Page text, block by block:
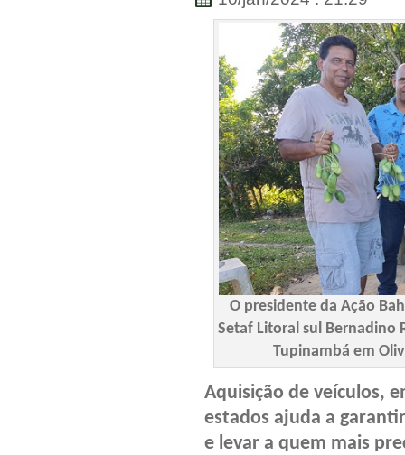
O presidente da Ação
Setaf Litoral sul Bernadino
Tupinambá em
Aquisição de veículos,
estados ajuda a
e levar a quem mais